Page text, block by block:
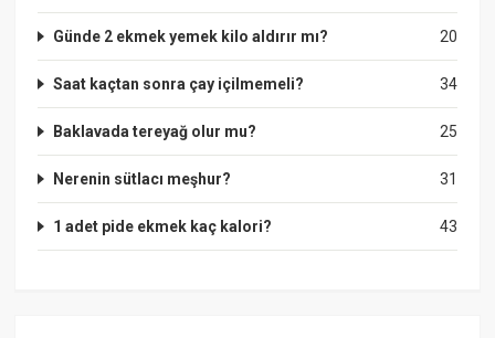
20
Günde 2 ekmek yemek kilo aldırır mı?
34
Saat kaçtan sonra çay içilmemeli?
25
Baklavada tereyağ olur mu?
31
Nerenin sütlacı meşhur?
43
1 adet pide ekmek kaç kalori?